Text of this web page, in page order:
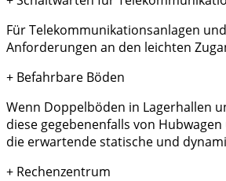
Für Telekommunikationsanlagen
Anforderungen an den leichten
+ Befahrbare Böden
Wenn Doppelböden in Lagerhallen
diese gegebenenfalls von
die erwartende statische und
+ Rechenzentrum